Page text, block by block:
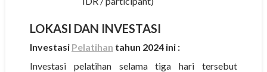
LOKASI DAN INVESTASI
Investasi Pelatihan tahun 2024 ini :
Investasi pelatihan selama tiga hari tersebut